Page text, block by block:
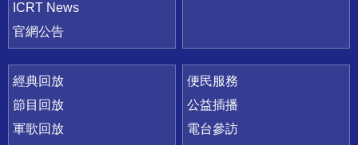
ICRT News
官網公告
經典回放
節目回放
軍歌回放
便民服務
公益插播
電台參訪